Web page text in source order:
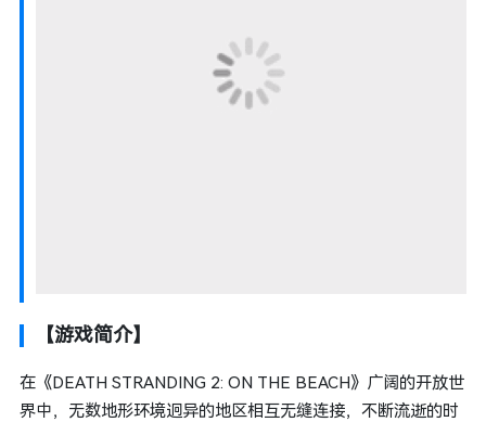
【游戏简介】
在《DEATH STRANDING 2: ON THE BEACH》广阔的开放世
界中，无数地形环境迥异的地区相互无缝连接，不断流逝的时